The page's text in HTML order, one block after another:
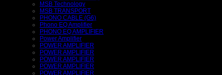
MSB Technology
MSB TRANSPORT
PHONO CABLE (G6)
Phono EQ Amplifier
PHONO EQ AMPLIFIER
Power Amplifier
POWER AMPLIFIER
POWER AMPLIFIER
POWER AMPLIFIER
POWER AMPLIFIER
POWER AMPLIFIER